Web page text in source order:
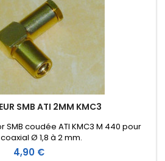
SMB ATI 2MM KMC3
coudée ATI KMC3 M 440 pour
Ø 1,8 à 2 mm.
Prix
4,90 €